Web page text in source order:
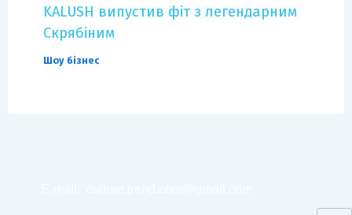
KALUSH випустив фіт з легендарним
Скрябіним
Шоу бізнес